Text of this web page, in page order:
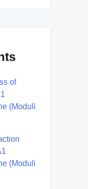
of
(Moduli
(Moduli